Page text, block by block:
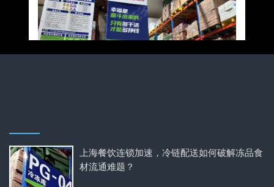
上海餐饮连锁加速，冷链配送如何破解冻品食
材流通难题？